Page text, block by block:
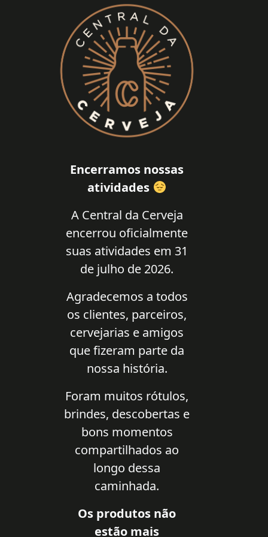
Encerramos nossas
atividades
A Central da Cerveja
encerrou oficialmente
suas atividades em 31
de julho de 2026.
Agradecemos a todos
os clientes, parceiros,
cervejarias e amigos
que fizeram parte da
nossa história.
Foram muitos rótulos,
brindes, descobertas e
bons momentos
compartilhados ao
longo dessa
caminhada.
Os produtos não
estão mais